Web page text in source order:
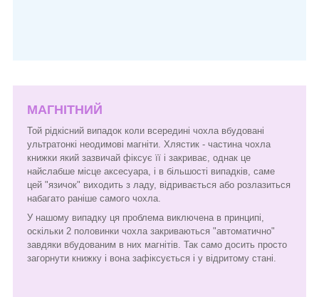
МАГНІТНИЙ
Той рідкісний випадок коли всередині чохла вбудовані
ультратонкі неодимові магніти. Хлястик - частина чохла
книжки який зазвичай фіксує її і закриває, однак це
найслабше місце аксесуара, і в більшості випадків, саме
цей "язичок" виходить з ладу, відривається або розлазиться
набагато раніше самого чохла.
У нашому випадку ця проблема виключена в принципі,
оскільки 2 половинки чохла закриваються "автоматично"
завдяки вбудованим в них магнітів. Так само досить просто
загорнути книжку і вона зафіксується і у відритому стані.